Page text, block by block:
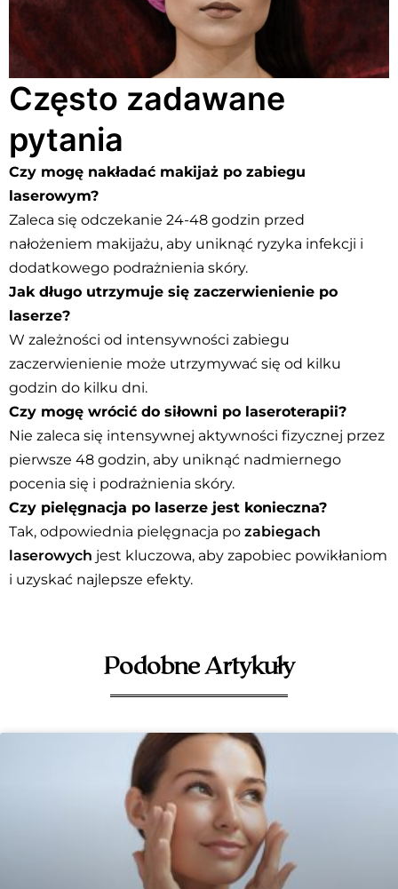
Często zadawane
pytania
Czy mogę nakładać makijaż po zabiegu
laserowym?
Zaleca się odczekanie 24-48 godzin przed
nałożeniem makijażu, aby uniknąć ryzyka infekcji i
dodatkowego podrażnienia skóry.
Jak długo utrzymuje się zaczerwienienie po
laserze?
W zależności od intensywności zabiegu
zaczerwienienie może utrzymywać się od kilku
godzin do kilku dni.
Czy mogę wrócić do siłowni po laseroterapii?
Nie zaleca się intensywnej aktywności fizycznej przez
pierwsze 48 godzin, aby uniknąć nadmiernego
pocenia się i podrażnienia skóry.
Czy pielęgnacja po laserze jest konieczna?
Tak, odpowiednia pielęgnacja po zabiegach
laserowych jest kluczowa, aby zapobiec powikłaniom
i uzyskać najlepsze efekty.
Podobne Artykuły